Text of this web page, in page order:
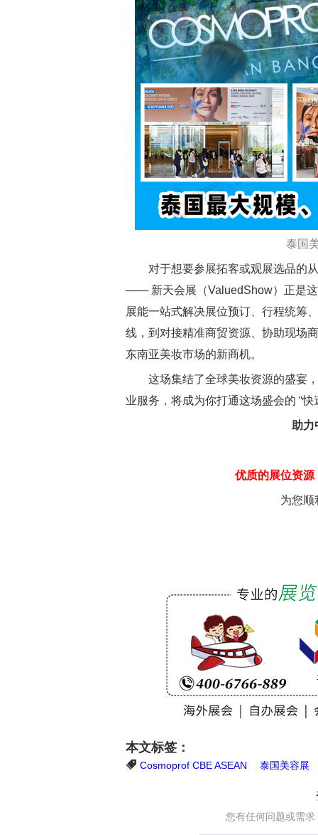
泰国
对于想要参展拓客或观展选品的从
—— 新天会展（ValuedShow）正是这
展能一站式解决展位预订、行程统筹
线，到对接精准商贸资源、协助现场
东南亚美妆市场的新商机。
这场集结了全球美妆资源的盛宴，
业服务，将成为你打通这场盛会的 “快
助力
优质的展位资源
为您顺
本文标签：
Cosmoprof CBE ASEAN 泰国美容展